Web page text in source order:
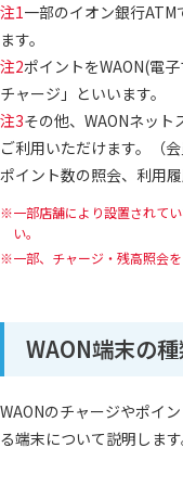
利用履歴の照会
ポイントダウンロード
/WAONのダウンロード
ダウンロード可能ポイ
ント(WAON)の確認
クレジットチャージ
イオン銀行口座チャー
ジ
ポイントの合算
更新カード残高移行
再発行カード残高受取
注1一部のイオン銀行
ます。
注2ポイントをWAON(電
チャージ」といいます。
注3その他、WAONネット
ご利用いただけます。（
ポイント数の照会、利用履
一部店舗により設置されて
い。
一部、チャージ・残高照会
WAON端末の
WAONのチャージやポイ
る端末について説明します